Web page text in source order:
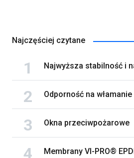
Najczęściej czytane
Najwyższa stabilność i
Odporność na
Okna przeciwpożarowe
Membrany VI-PRO®